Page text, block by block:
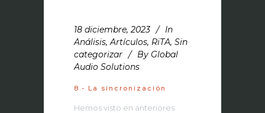
18 diciembre, 2023
In
Análisis, Artículos, RiTA, Sin
categorizar
By Global
Audio Solutions
8.- La sincronización
Hemos visto en anteriores